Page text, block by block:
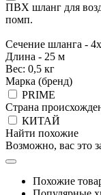
ПВХ шланг для
помп.
Сечение шланга -
Длина - 25 м
Вес: 0,5 кг
Марка (бренд)
PRIME
Страна
КИТАЙ
Найти похожие
Возможно, вас это
Похожие